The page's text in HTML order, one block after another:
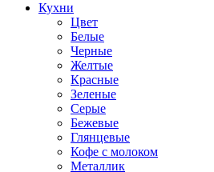
Кухни
Цвет
Белые
Черные
Желтые
Красные
Зеленые
Серые
Бежевые
Глянцевые
Кофе с молоком
Металлик